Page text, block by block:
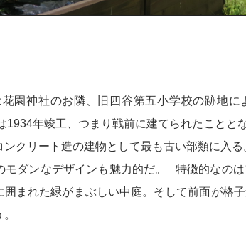
園神社のお隣、旧四谷第五小学校の跡地に
1934年竣工、つまり戦前に建てられたこととな
クリート造の建物として最も古い部類に入る
モダンなデザインも魅力的だ。 特徴的なの
まれた緑がまぶしい中庭。そして前面が格